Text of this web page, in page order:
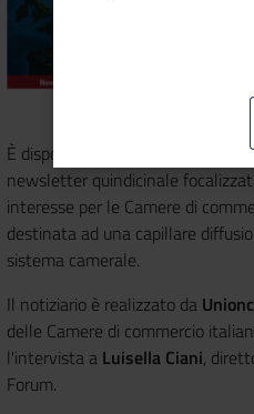
È disponibile il terzo numero del
newsletter quindicinale
interesse per le Camere di
destinata ad una capillare
sistema camerale.
Il notiziario è realizzato da
delle Camere di commercio
l'intervista a Luisella Ciani,
Forum.